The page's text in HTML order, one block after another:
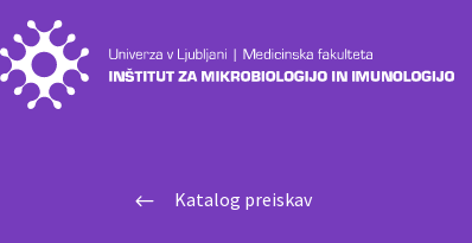
# Katalog preiskav